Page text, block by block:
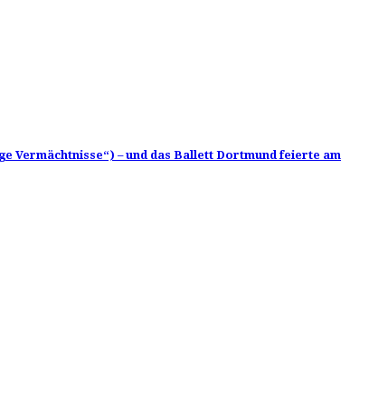
Vermächtnisse“) – und das Ballett Dortmund feierte am